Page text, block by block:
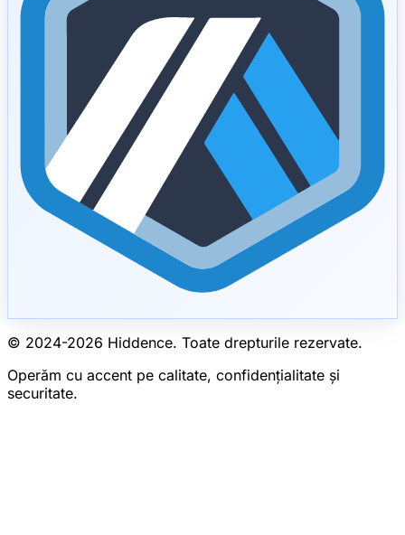
© 2024-2026 Hiddence. Toate drepturile rezervate.
Operăm cu accent pe calitate, confidențialitate și
securitate.